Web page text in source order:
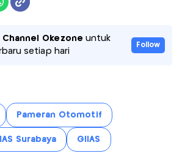
Channel Okezone untuk
setiap hari
Follow
Pameran Otomotif
Surabaya GIIAS